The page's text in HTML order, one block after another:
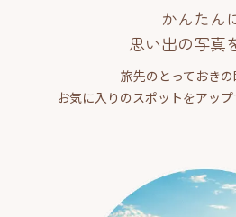
かんたん
思い出の写真
旅先のとっておきの
お気に入りのスポットをアッ